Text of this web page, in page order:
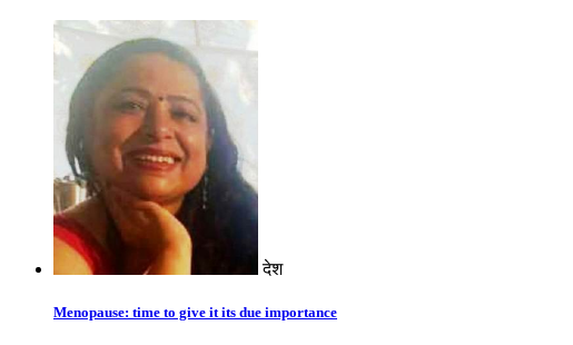
देश
Menopause: time to give it its due importance